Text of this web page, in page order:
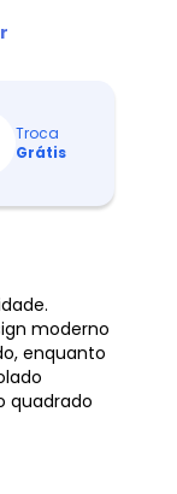
Troca
Grátis
moderno
enquanto
quadrado